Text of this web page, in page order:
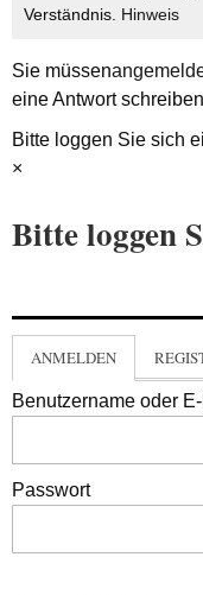
Verständnis. Hinweis
Sie müssen
eine Antwort
Bitte loggen Sie sich
×
Bitte loggen
ANMELDEN
Benutzername oder
Passwort